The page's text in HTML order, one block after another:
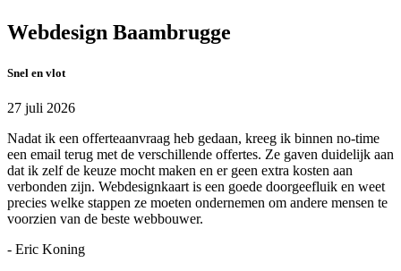
Webdesign Baambrugge
Snel en vlot
27 juli 2026
Nadat ik een offerteaanvraag heb gedaan, kreeg ik binnen no-time
een email terug met de verschillende offertes. Ze gaven duidelijk aan
dat ik zelf de keuze mocht maken en er geen extra kosten aan
verbonden zijn. Webdesignkaart is een goede doorgeefluik en weet
precies welke stappen ze moeten ondernemen om andere mensen te
voorzien van de beste webbouwer.
- Eric Koning